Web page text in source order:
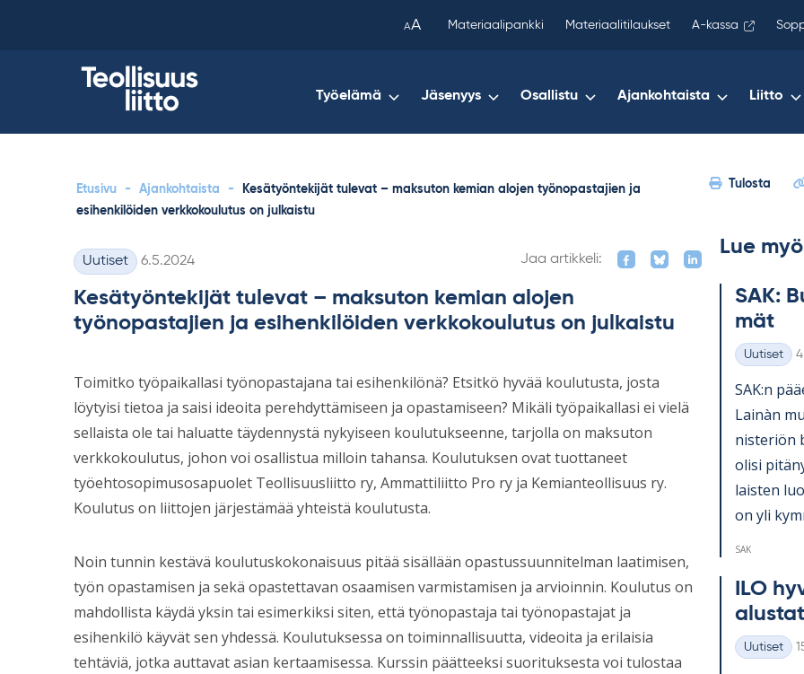
AA Materiaalipankki Materiaalitilaukset A-kassa
Työelämä Jäsenyys Osallistu Ajankohtaista Liitto
Etusivu - Ajankohtaista -
Kesätyöntekijät tulevat – maksuton kemian alojen työnopastajien ja
esihenkilöiden verkkokoulutus on julkaistu
Tulosta
Kategoriat
Uutiset Kirjoitettu
6.5.2024 Jaa artikkeli:
Kesätyöntekijät tulevat – maksuton kemian alojen
työnopastajien ja esihenkilöiden verkkokoulutus on julkaistu
Toimitko työpaikallasi työnopastajana tai esihenkilönä? Etsitkö hyvää koulutusta, josta
löytyisi tietoa ja saisi ideoita perehdyttämiseen ja opastamiseen? Mikäli työpaikallasi ei vielä
sellaista ole tai haluatte täydennystä nykyiseen koulutukseenne, tarjolla on maksuton
verkkokoulutus, johon voi osallistua milloin tahansa. Koulutuksen ovat tuottaneet
työehtosopimusosapuolet Teollisuusliitto ry, Ammattiliitto Pro ry ja Kemianteollisuus ry.
Koulutus on liittojen järjestämää yhteistä koulutusta.
Noin tunnin kestävä koulutuskokonaisuus pitää sisällään opastussuunnitelman laatimisen,
työn opastamisen ja sekä opastettavan osaamisen varmistamisen ja arvioinnin. Koulutus on
mahdollista käydä yksin tai esimerkiksi siten, että työnopastaja tai työnopastajat ja
esihenkilö käyvät sen yhdessä. Koulutuksessa on toiminnallisuutta, videoita ja erilaisia
tehtäviä, jotka auttavat asian kertaamisessa. Kurssin päätteeksi suorituksesta voi tulostaa
Lue
SAK:
mät
Kategoriat
Uutiset
SAK:n
Lainàn
nis­te­riön
olisi
lais­ten
on yli
SAK
ILO
Kategoriat
Uutiset
copied
your
clipboard.)